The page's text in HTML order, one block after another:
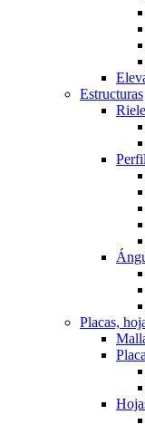
Estructuras
Placas,